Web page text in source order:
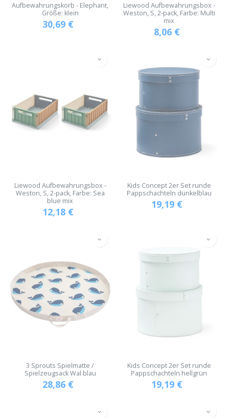
Aufbewahrungskorb - Elephant,
Größe: klein
30,69 €
Liewood Aufbewahrungsbox -
Weston, S, 2-pack, Farbe: Multi
mix
8,06 €
Liewood Aufbewahrungsbox -
Weston, S, 2-pack, Farbe: Sea
blue mix
12,18 €
Kids Concept 2er Set runde
Pappschachteln dunkelblau
19,19 €
3 Sprouts Spielmatte /
Spielzeugsack Wal blau
28,86 €
Kids Concept 2er Set runde
Pappschachteln hellgrün
19,19 €